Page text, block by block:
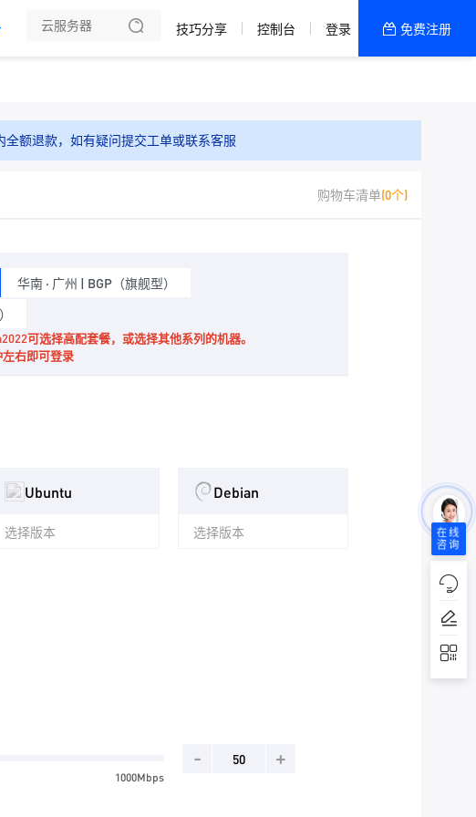
最新活动
热销推荐
技巧分享 控制台 登录 免费注册
额退款，如有疑问提交工单或联系客服
购物车清单(0个)
华南 · 广州 | BGP（旗舰型）
可选择高配套餐，或选择其他系列的机器。
右即可登录
Ubuntu
选择版本
Debian
选择版本
1000Mbps
- +
在线
咨询